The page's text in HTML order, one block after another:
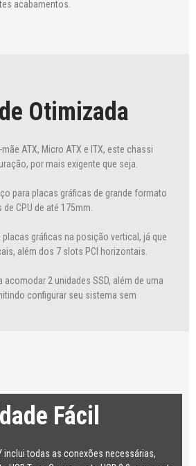
acabamentos.
Otimizada
ATX, Micro ATX e ITX, este chassi
por mais exigente que seja.
para placas gráficas de grande formato
CPU de até 175mm.
gráficas na posição vertical, já que
além dos 7 slots PCI horizontais.
acomodar 2 unidades SSD, além de uma
configurar seu sistema sem
Fácil
inclui todas as conexões necessárias,